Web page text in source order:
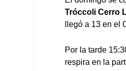
Tróccoli Cerro
llegó a 13 en el
Por la tarde
respira en la